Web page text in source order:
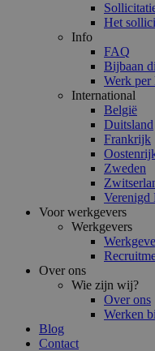
Het
Info
FAQ
Bijbaan
Werk per
International
België
Duitsland
Frankrijk
Zweden
Voor werkgevers
Werkgevers
Over ons
Wie zijn wij?
Over ons
Werken
Blog
Contact